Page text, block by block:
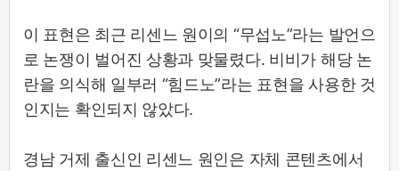
이 표현은 최근 리센느 원이의 “무섭노”라는 발언으
로 논쟁이 벌어진 상황과 맞물렸다. 비비가 해당 논
란을 의식해 일부러 “힘드노”라는 표현을 사용한 것
인지는 확인되지 않았다.
경남 거제 출신인 리센느 원인은 자체 콘텐츠에서